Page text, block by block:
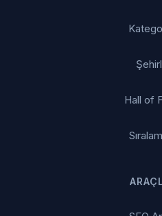
Hall of